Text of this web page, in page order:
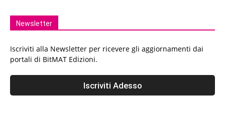
Newsletter
Iscriviti alla Newsletter per ricevere gli aggiornamenti dai
portali di BitMAT Edizioni.